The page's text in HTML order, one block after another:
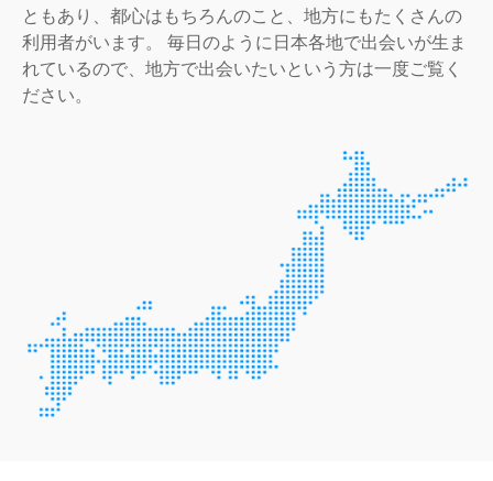
ともあり、都心はもちろんのこと、地方にもたくさんの
利用者がいます。 毎日のように日本各地で出会いが生ま
れているので、地方で出会いたいという方は一度ご覧く
ださい。